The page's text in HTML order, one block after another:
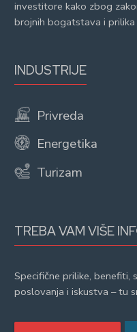
investitore kako zbog
brojnih bogatstava i prilika
INDUSTRIJE
Privreda
Energetika
Turizam
TREBA VAM VIŠE
Specifične prilike, benefiti,
poslovanja i iskustva – tu